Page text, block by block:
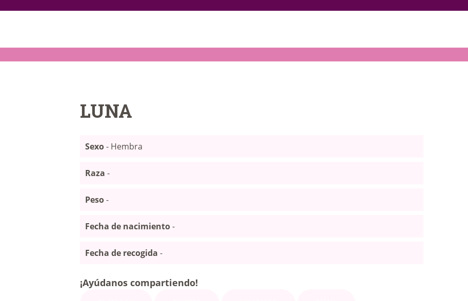
INICIO
ANIMALES
ACTIVIDADESLUNA
Sexo- Hembra
Raza -
Peso-
Fecha de nacimiento-
Fecha de recogida -
¡Ayúdanos compartiendo!